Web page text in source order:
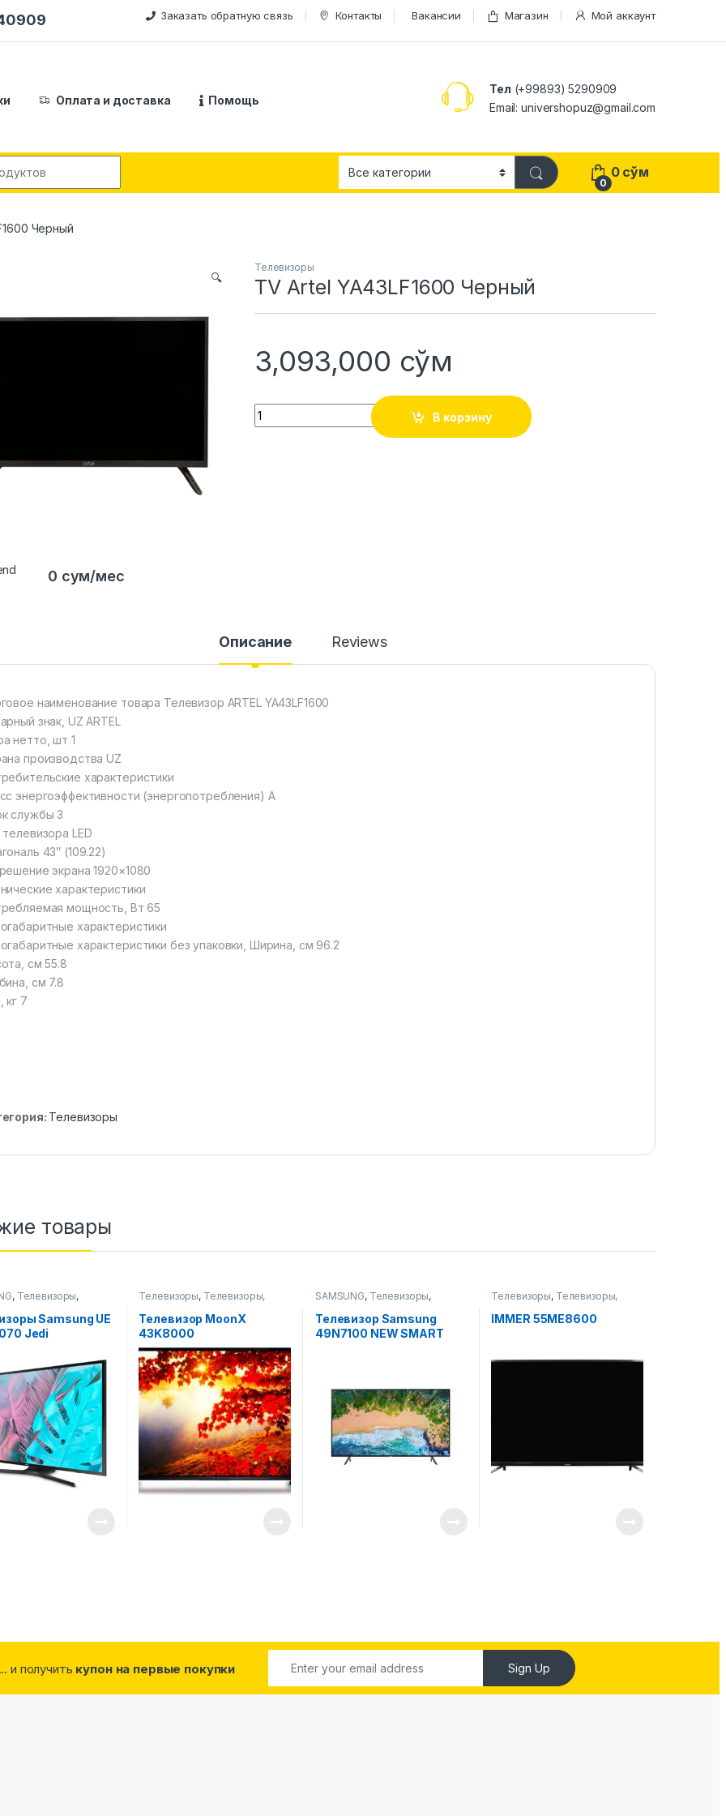
Заказать обратную связь Контакты Вакансии Магазин Мой аккаунт
Оплата и доставка Помощь
Тел (+99893) 5290909
Email: univershopuz@gmail.com
0
0 сўм
Черный
🔍
Телевизоры
TV Artel YA43LF1600 Черный
3,093,000 сўм
Quantity
В корзину
0 сум/мес
Описание Reviews
наименование товара Телевизор ARTEL YA43LF1600
знак, UZ ARTEL
нетто, шт 1
производства UZ
характеристики
энергоэффективности (энергопотребления) А
службы 3
телевизора LED
43″ (109.22)
экрана 1920×1080
характеристики
мощность, Вт 65
характеристики
характеристики без упаковки, Ширина, см 96.2
см 55.8
см 7.8
кг 7
Телевизоры
товары
, Телевизоры,
фото-видео и
Samsung UE
Jedi
Телевизоры, Телевизоры,
фото-видео и аудио
Телевизор MoonX
43K8000
SAMSUNG, Телевизоры,
Телевизоры, фото-видео и
аудио
Телевизор Samsung
49N7100 NEW SMART
Телевизоры, Телевизоры,
фото-видео и аудио
IMMER 55ME8600
... и получить купон на первые покупки Sign Up